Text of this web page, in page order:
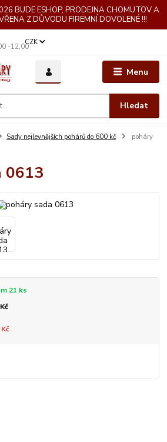
BUDE ESHOP, PRODEJNA CHOMUTOV A
Z DŮVODU FIREMNÍ DOVOLENÉ !!!
Menu
CZK
Hledat
-12,00
Sady nejlevnějších pohárů do 600 kč
poháry
0613
21 ks